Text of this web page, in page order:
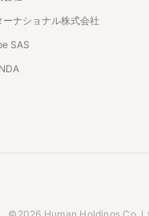
ナショナル株式会社
SAS